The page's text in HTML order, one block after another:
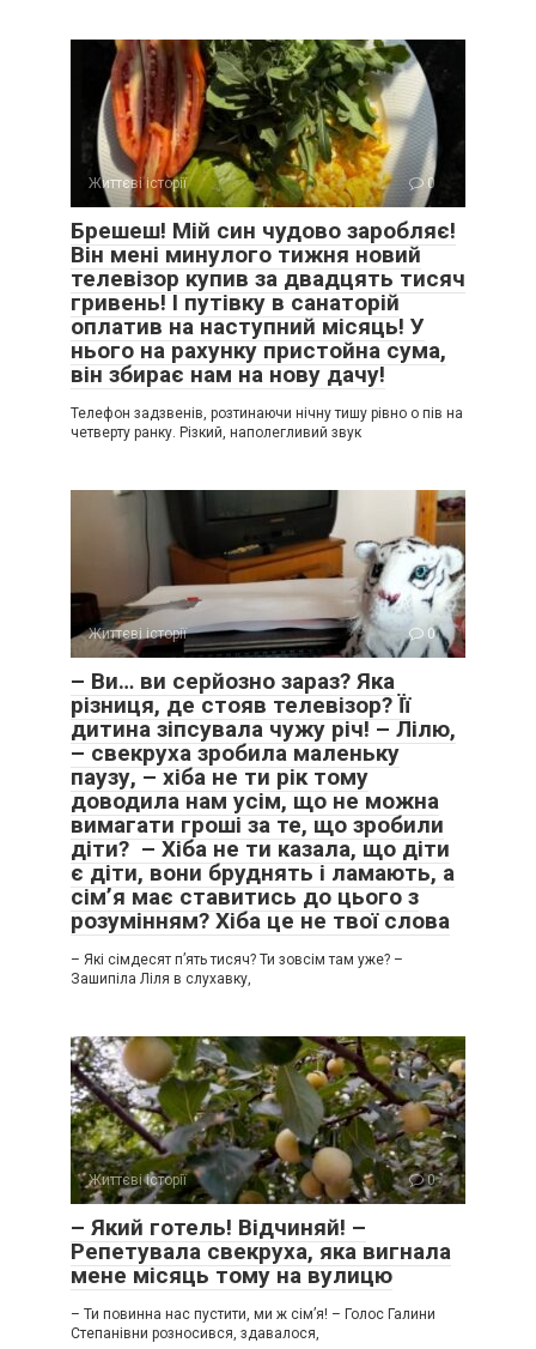
Життєві історії 0
Брешеш! Мій син чудово заробляє!
Він мені минулого тижня новий
телевізор купив за двадцять тисяч
гривень! І путівку в санаторій
оплатив на наступний місяць! У
нього на рахунку пристойна сума,
він збирає нам на нову дачу!
Телефон задзвенів, розтинаючи нічну тишу рівно о пів на
четверту ранку. Різкий, наполегливий звук
Життєві історії 0
– Ви… ви серйозно зараз? Яка
різниця, де стояв телевізор? Її
дитина зіпсувала чужу річ! – Лілю,
– свекруха зробила маленьку
паузу, – хіба не ти рік тому
доводила нам усім, що не можна
вимагати гроші за те, що зробили
діти? – Хіба не ти казала, що діти
є діти, вони бруднять і ламають, а
сім’я має ставитись до цього з
розумінням? Хіба це не твої слова
– Які сімдесят п’ять тисяч? Ти зовсім там уже? –
Зашипіла Ліля в слухавку,
Життєві історії 0
– Який готель! Відчиняй! –
Репетувала свекруха, яка вигнала
мене місяць тому на вулицю
– Ти повинна нас пустити, ми ж сім’я! – Голос Галини
Степанівни розносився, здавалося,